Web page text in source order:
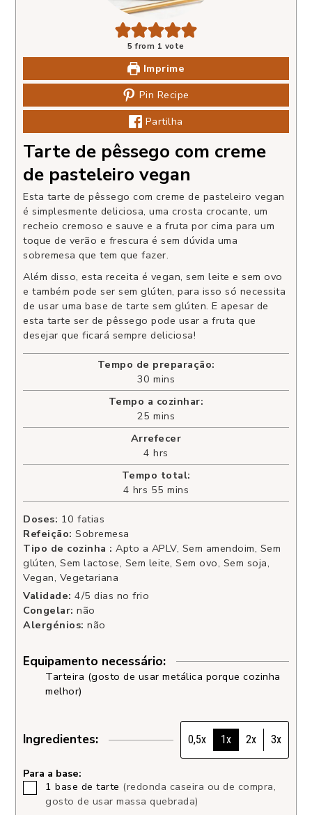
5 from 1 vote
Imprime
Pin Recipe
Partilha
Tarte de pêssego com creme
de pasteleiro vegan
Esta tarte de pêssego com creme de pasteleiro vegan
é simplesmente deliciosa, uma crosta crocante, um
recheio cremoso e sauve e a fruta por cima para um
toque de verão e frescura é sem dúvida uma
sobremesa que tem que fazer.
Além disso, esta receita é vegan, sem leite e sem ovo
e também pode ser sem glúten, para isso só necessita
de usar uma base de tarte sem glúten. E apesar de
esta tarte ser de pêssego pode usar a fruta que
desejar que ficará sempre deliciosa!
Tempo de preparação:
30 mins
Tempo a cozinhar:
25 mins
Arrefecer
4 hrs
Tempo total:
4 hrs 55 mins
Doses: 10 fatias
Refeição: Sobremesa
Tipo de cozinha : Apto a APLV, Sem amendoim, Sem
glúten, Sem lactose, Sem leite, Sem ovo, Sem soja,
Vegan, Vegetariana
Validade: 4/5 dias no frio
Congelar: não
Alergénios: não
Equipamento necessário:
Tarteira (gosto de usar metálica porque cozinha
melhor)
Ingredientes: 0,5x 1x 2x 3x
Para a base:
1 base de tarte (redonda caseira ou de compra,
gosto de usar massa quebrada)